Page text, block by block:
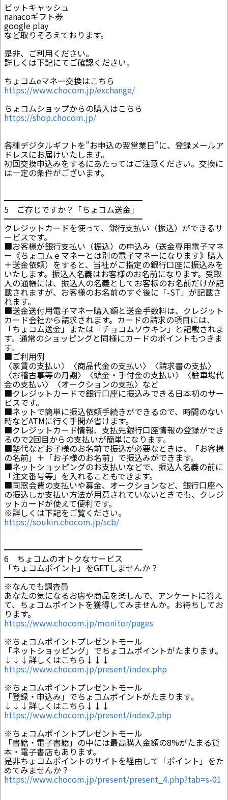
ビットキャッシュ
nanacoギフト券
google play
など取りそろえております。
是非、ご利用ください。
詳しくは下記にてご確認ください。
ちょコムeマネー交換はこちら
https://www.chocom.jp/exchange/
ちょコムショップからの購入はこちら
https://shop.chocom.jp/
各種デジタルギフトを”お申込の翌営業日”に、登録メールア
ドレスにお届けいたします。
初回交換申込みをするにあたってはご注意ください。交換に
は一定の条件がございます。
━━━━━━━━━━━━━━━━━
5 ご存じですか？「ちょコム送金」
━━━━━━━━━━━━━━━━━
クレジットカードを使って、銀行支払い（振込）ができるサ
ービスです。
■お客様が銀行支払い（振込）の申込み（送金専用電子マネ
ー《ちょコムｅマネーとは別の電子マネーになります》購入
＋送金依頼）をすると、当社がご指定の銀行口座に振込みを
いたします。振込人名義はお客様のお名前になります。受取
人の通帳には、振込人の名義としてお客様のお名前だけが記
載されますが、お客様のお名前のすぐ後に「-ST」が記載さ
れます。
■送金送付用電子マネー購入額と送金手数料は、クレジット
カード会社から請求されます。カードの請求の項目には、
「ちょコム送金」または「チョコムソウキン」と記載されま
す。通常のショッピングと同様にカードのポイントもつきま
す。
■ご利用例
〈家賃の支払い〉〈商品代金の支払い〉〈請求書の支払〉
〈お稽古事等の月謝〉〈頭金・手付金の支払い〉〈駐車場代
金の支払い〉〈オークションの支払〉など
■クレジットカードで銀行口座に振込みできる日本初のサー
ビスです。
■ネットで簡単に振込依頼手続きができるので、時間のない
時などATMに行く手間が省けます。
■クレジットカード情報、支払先銀行口座情報の登録ができ
るので2回目からの支払いが簡単になります。
■塾代などお子様のお名前で振込が必要なときは、「お客様
の名前」＋「お子様のお名前」で振込みができます。
■ネットショッピングのお支払いなどで、振込人名義の前に
「注文番号等」を入れることもできます。
■同窓会費の支払いや募金、オークションなど、銀行口座へ
の振込しか支払い方法が用意されていないときでも、クレジ
ットカードが使えて便利です。
※詳しくは下記をご覧ください。
https://soukin.chocom.jp/scb/
━━━━━━━━━━━━━━━━━
6 ちょコムのオトクなサービス
「ちょコムポイント」をGETしませんか？
━━━━━━━━━━━━━━━━━
※なんでも調査員
あなたの気になるお店や商品を楽しんで、アンケートに答え
て、ちょコムポイントを獲得してみませんか。お待ちしてお
ります。
https://www.chocom.jp/monitor/pages
※ちょコムポイントプレゼントモール
「ネットショッピング」でちょコムポイントがたまります。
↓↓↓詳しくはこちら↓↓↓
https://www.chocom.jp/present/index.php
※ちょコムポイントプレゼントモール
「登録・申込み」でちょコムポイントがたまります。
↓↓↓詳しくはこちら↓↓↓
https://www.chocom.jp/present/index2.php
※ちょコムポイントプレゼントモール
「書籍・電子書籍」の中には最高購入金額の8%がたまる貸
本・電子書店もあります。
是非ちょコムポイントのサイトを経由して「ポイント」をた
めてみませんか？
https://www.chocom.jp/present/present_4.php?tab=s-01